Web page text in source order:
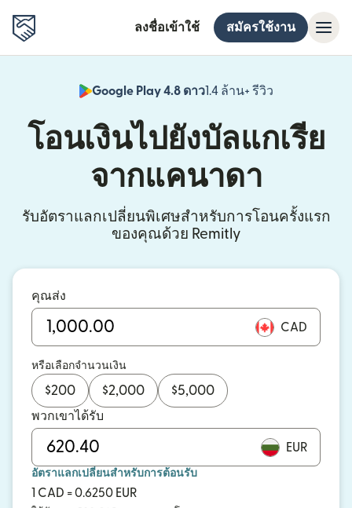
ลงชื่อเข้าใช้ สมัครใช้งาน
Google Play 4.8 ดาว1.4 ล้าน+ รีวิว
(เปิดในหน้าต่
โอนเงินไปยังบัลแกเรีย
จากแคนาดา
รับอัตราแลกเปลี่ยนพิเศษสำหรับการโอนครั้งแรก
ของคุณด้วย Remitly
คุณส่ง
CAD
หรือเลือกจำนวนเงิน
$200 $2,000 $5,000
พวกเขาได้รับ
EUR
อัตราแลกเปลี่ยนสำหรับการต้อนรับ
1 CAD = 0.6250 EUR